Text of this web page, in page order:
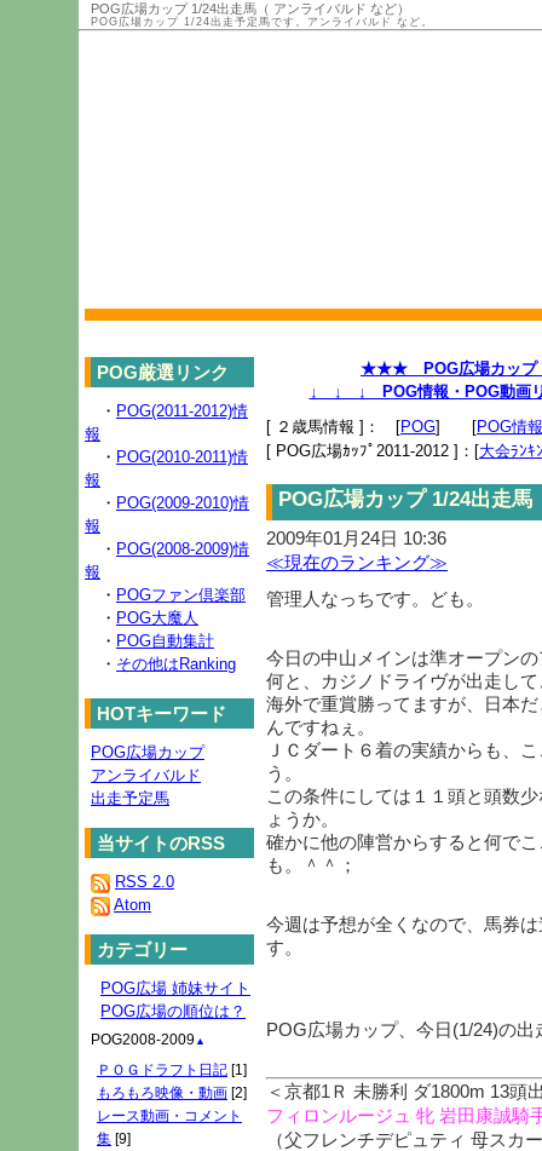
POG広場カップ 1/24出走馬（ アンライバルド など）
POG広場カップ 1/24出走予定馬です。アンライバルド など。
POG広場カップ 1/24出走
2009年01月24日 10:36
≪現在のランキング≫
管理人なっちです。ども。
今日の中山メインは準オープン
何と、カジノドライヴが出走し
海外で重賞勝ってますが、日本
んですねぇ。
ＪＣダート６着の実績からも、
う。
この条件にしては１１頭と頭数
ょうか。
確かに他の陣営からすると何で
も。＾＾；
今週は予想が全くなので、馬券
す。
POG広場カップ、今日(1/24)の
＜京都1Ｒ 未勝利 ダ1800m 13頭
フィロンルージュ 牝 岩田康誠騎
（父フレンチデピュティ 母スカ
POG厳選リンク
・ POG(2011-2012)情
報
・ POG(2010-2011)情
報
・ POG(2009-2010)情
報
・ POG(2008-2009)情
報
・ POGファン倶楽部
・ POG大魔人
・ POG自動集計
・ その他はRanking
HOTキーワード
POG広場カップ
アンライバルド
出走予定馬
当サイトのRSS
RSS 2.0
Atom
カテゴリー
POG広場 姉妹サイト
POG広場の順位は？
POG2008-2009 ▲
ＰＯＧドラフト日記 [1]
もろもろ映像・動画 [2]
レース動画・コメント
集 [9]
★★★ POG広場カッ
↓ ↓ ↓ POG情報・POG動画
[ ２歳馬情報 ]： [POG] [POG情報
[ POG広場ｶｯﾌﾟ2011-2012 ]：[大会ﾗﾝｷ